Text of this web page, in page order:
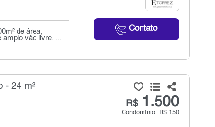
Contato
de área,
vão livre. ...
- 24 m²
R$1.500
Condomínio: R$ 150